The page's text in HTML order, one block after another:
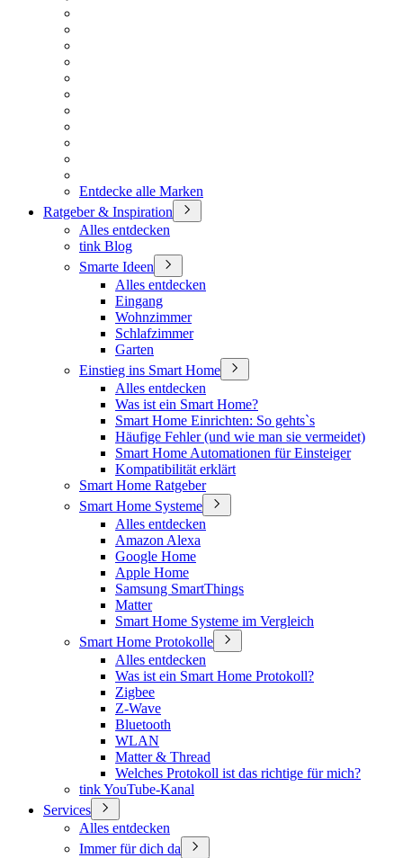
Entdecke alle Marken
Ratgeber & Inspiration
Alles entdecken
tink Blog
Smarte Ideen
Alles entdecken
Eingang
Wohnzimmer
Schlafzimmer
Garten
Einstieg ins Smart Home
Alles entdecken
Was ist ein Smart Home?
Smart Home Einrichten: So gehts`s
Häufige Fehler (und wie man sie vermeidet)
Smart Home Automationen für Einsteiger
Kompatibilität erklärt
Smart Home Ratgeber
Smart Home Systeme
Alles entdecken
Amazon Alexa
Google Home
Apple Home
Samsung SmartThings
Matter
Smart Home Systeme im Vergleich
Smart Home Protokolle
Alles entdecken
Was ist ein Smart Home Protokoll?
Zigbee
Z-Wave
Bluetooth
WLAN
Matter & Thread
Welches Protokoll ist das richtige für mich?
tink YouTube-Kanal
Services
Alles entdecken
Immer für dich da